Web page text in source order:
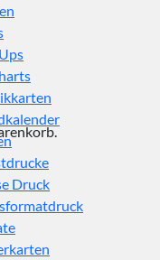
Druck